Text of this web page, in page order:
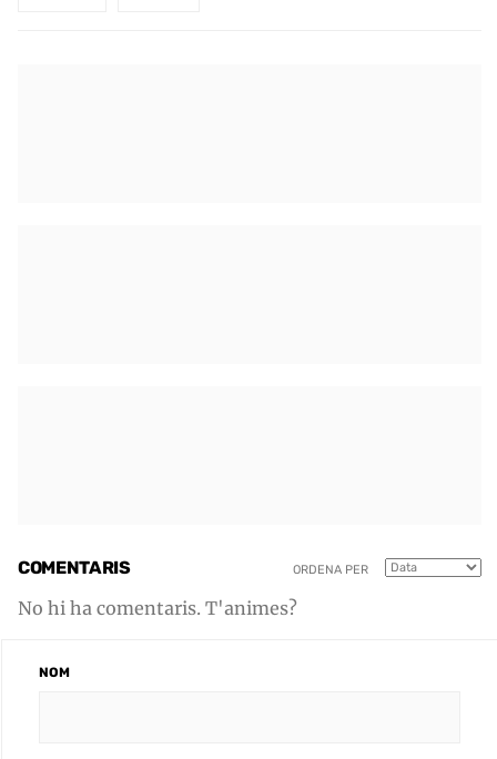
COMENTARIS ORDENA PER
No hi ha comentaris. T'animes?
NOM